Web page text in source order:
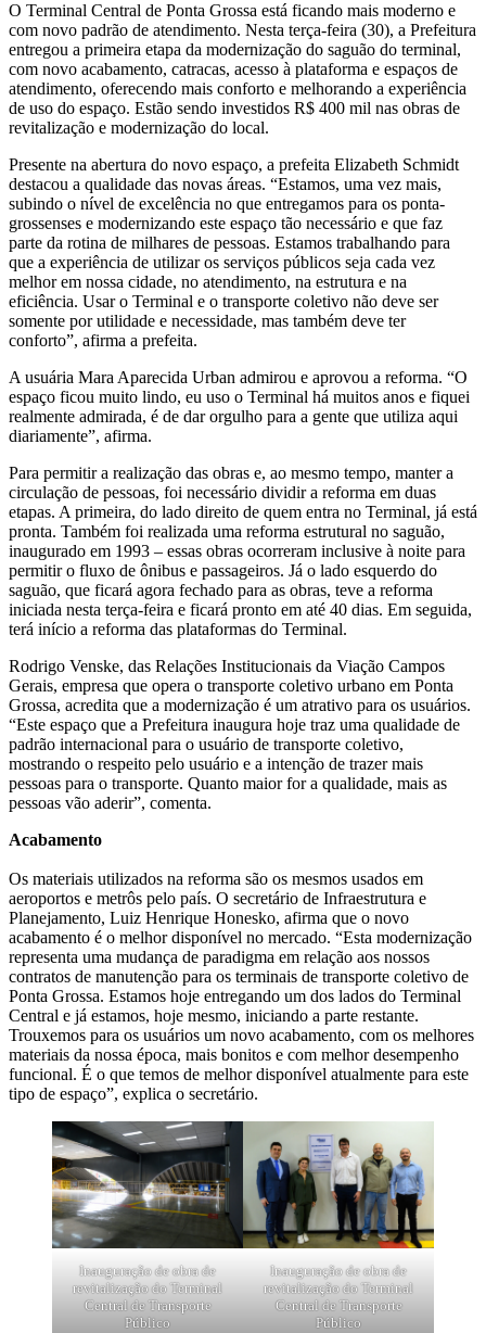
O Terminal Central de Ponta Grossa está ficando mais moderno e
com novo padrão de atendimento. Nesta terça-feira (30), a Prefeitura
entregou a primeira etapa da modernização do saguão do terminal,
com novo acabamento, catracas, acesso à plataforma e espaços de
atendimento, oferecendo mais conforto e melhorando a experiência
de uso do espaço. Estão sendo investidos R$ 400 mil nas obras de
revitalização e modernização do local.
Presente na abertura do novo espaço, a prefeita Elizabeth Schmidt
destacou a qualidade das novas áreas. “Estamos, uma vez mais,
subindo o nível de excelência no que entregamos para os ponta-
grossenses e modernizando este espaço tão necessário e que faz
parte da rotina de milhares de pessoas. Estamos trabalhando para
que a experiência de utilizar os serviços públicos seja cada vez
melhor em nossa cidade, no atendimento, na estrutura e na
eficiência. Usar o Terminal e o transporte coletivo não deve ser
somente por utilidade e necessidade, mas também deve ter
conforto”, afirma a prefeita.
A usuária Mara Aparecida Urban admirou e aprovou a reforma. “O
espaço ficou muito lindo, eu uso o Terminal há muitos anos e fiquei
realmente admirada, é de dar orgulho para a gente que utiliza aqui
diariamente”, afirma.
Para permitir a realização das obras e, ao mesmo tempo, manter a
circulação de pessoas, foi necessário dividir a reforma em duas
etapas. A primeira, do lado direito de quem entra no Terminal, já está
pronta. Também foi realizada uma reforma estrutural no saguão,
inaugurado em 1993 – essas obras ocorreram inclusive à noite para
permitir o fluxo de ônibus e passageiros. Já o lado esquerdo do
saguão, que ficará agora fechado para as obras, teve a reforma
iniciada nesta terça-feira e ficará pronto em até 40 dias. Em seguida,
terá início a reforma das plataformas do Terminal.
Rodrigo Venske, das Relações Institucionais da Viação Campos
Gerais, empresa que opera o transporte coletivo urbano em Ponta
Grossa, acredita que a modernização é um atrativo para os usuários.
“Este espaço que a Prefeitura inaugura hoje traz uma qualidade de
padrão internacional para o usuário de transporte coletivo,
mostrando o respeito pelo usuário e a intenção de trazer mais
pessoas para o transporte. Quanto maior for a qualidade, mais as
pessoas vão aderir”, comenta.
Acabamento
Os materiais utilizados na reforma são os mesmos usados em
aeroportos e metrôs pelo país. O secretário de Infraestrutura e
Planejamento, Luiz Henrique Honesko, afirma que o novo
acabamento é o melhor disponível no mercado. “Esta modernização
representa uma mudança de paradigma em relação aos nossos
contratos de manutenção para os terminais de transporte coletivo de
Ponta Grossa. Estamos hoje entregando um dos lados do Terminal
Central e já estamos, hoje mesmo, iniciando a parte restante.
Trouxemos para os usuários um novo acabamento, com os melhores
materiais da nossa época, mais bonitos e com melhor desempenho
funcional. É o que temos de melhor disponível atualmente para este
tipo de espaço”, explica o secretário.
Inauguração de obra de
revitalização do Terminal
Central de Transporte
Público
Inauguração de obra de
revitalização do Terminal
Central de Transporte
Público